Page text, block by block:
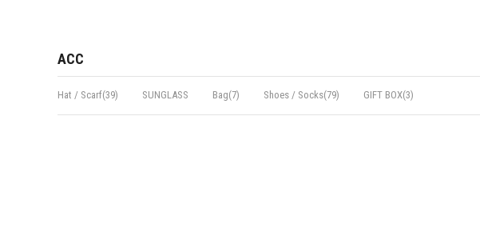
ACC
Hat / Scarf(39) SUNGLASS Bag(7) Shoes / Socks(79) GIFT BOX(3)